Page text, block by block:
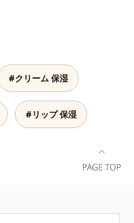
配合。リキッドのツヤ感を活
がらも、ふんわりと軽やかな
ヤ肌へと、仕上がり質感を格
ます。うるおいパウダーを
合し、さらに浸透型ヒアルロ
肌をしっとりと仕上げます。
#クリーム 保湿
#リップ 保湿